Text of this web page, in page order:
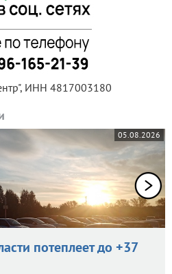
ИНН 4817003180
05.08.2026
потеплеет до +37